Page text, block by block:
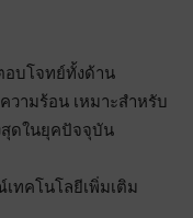
อบโจทย์ทั้งด้าน
วามร้อน เหมาะสำหรับ
สุดในยุคปัจจุบัน
ทคโนโลยีเพิ่มเติม